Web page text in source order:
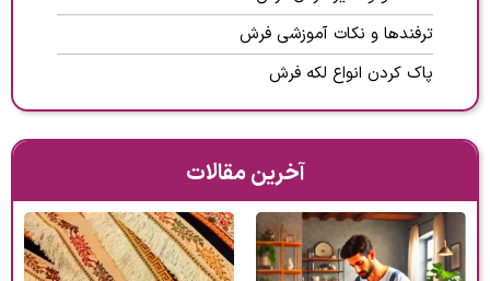
ترفندها و نکات آموزشی فرش
پاک کردن انواع لکه فرش
آخرین مقالات